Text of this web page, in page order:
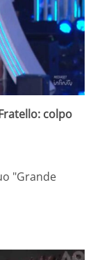
colpo
"Grande